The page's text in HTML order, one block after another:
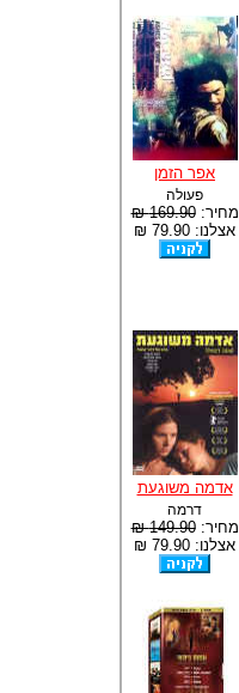
אפר הזמן
פעולה
מחיר:169.90 ₪
אצלנו: 79.90 ₪
אדמה משוגעת
דרמה
מחיר:149.90 ₪
אצלנו: 79.90 ₪